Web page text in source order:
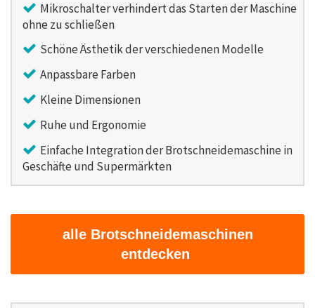
Mikroschalter verhindert das Starten der Maschine
ohne zu schließen
Schöne Ästhetik der verschiedenen Modelle
Anpassbare Farben
Kleine Dimensionen
Ruhe und Ergonomie
Einfache Integration der Brotschneidemaschine in
Geschäfte und Supermärkten
alle Brotschneidemaschinen
entdecken